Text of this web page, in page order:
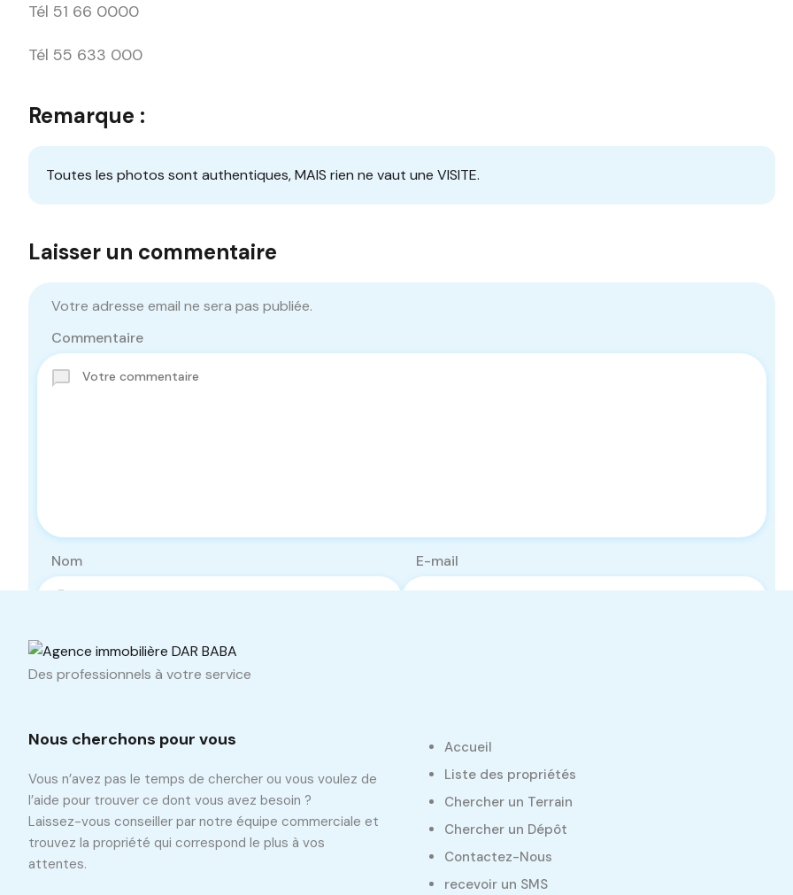
Tél 51 66 0000
Tél 55 633 000
Remarque :
Toutes les photos sont authentiques, MAIS rien ne vaut une VISITE.
Laisser un commentaire
Votre adresse email ne sera pas publiée.
Commentaire
Nom E-mail
Téléphone
Des professionnels à votre service
Nous cherchons pour vous
Vous n’avez pas le temps de chercher ou vous voulez de
l’aide pour trouver ce dont vous avez besoin ?
Laissez-vous conseiller par notre équipe commerciale et
trouvez la propriété qui correspond le plus à vos
attentes.
Accueil
Liste des propriétés
Chercher un Terrain
Chercher un Dépôt
Contactez-Nous
recevoir un SMS